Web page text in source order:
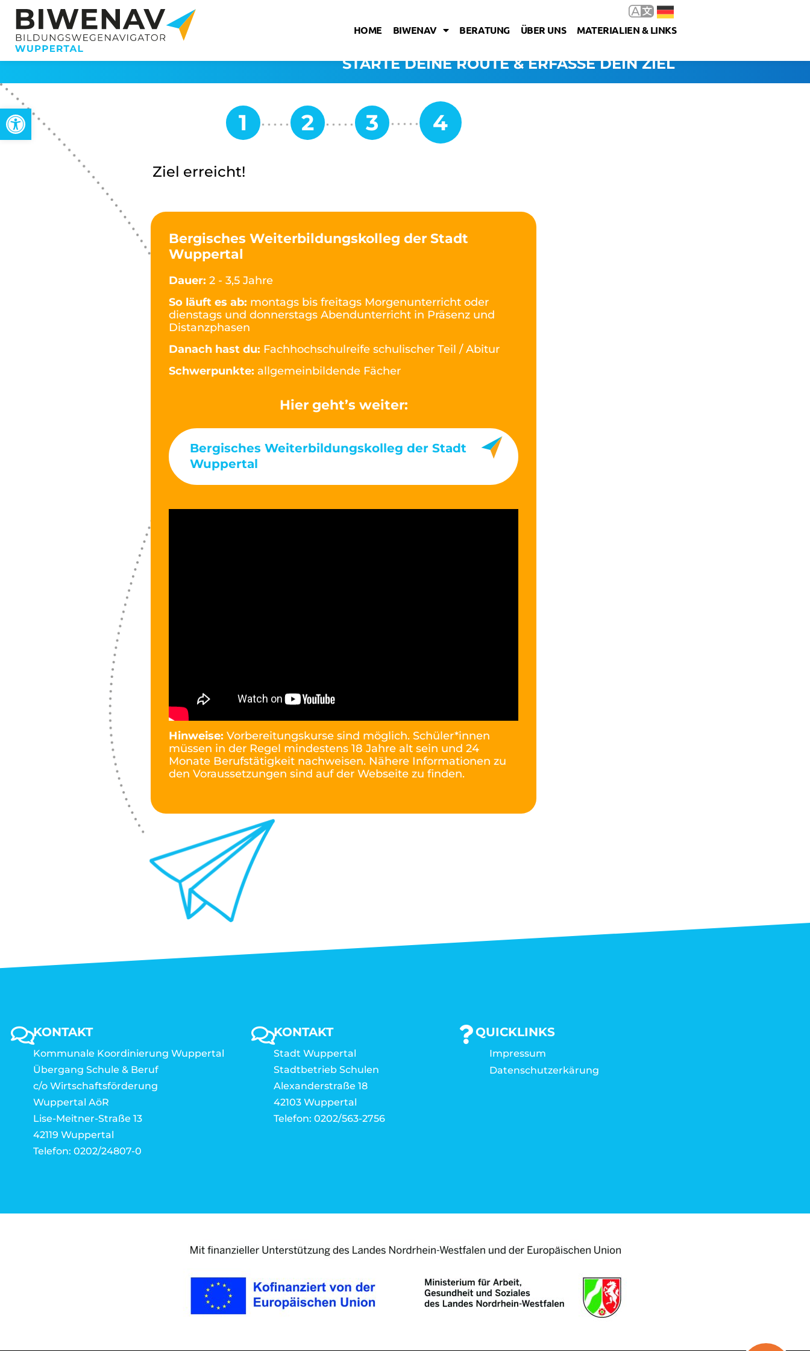
Werkzeugleiste öffnen
HOME BIWENAV BERATUNG ÜBER UNS MATERIALIEN & LINKS
STARTE DEINE ROUTE & ERFASSE DEIN ZIEL
Ziel erreicht!
Bergisches Weiterbildungskolleg der Stadt
Wuppertal
Dauer: 2 - 3,5 Jahre
So läuft es ab: montags bis freitags Morgenunterricht oder
dienstags und donnerstags Abendunterricht in Präsenz und
Distanzphasen
Danach hast du: Fachhochschulreife schulischer Teil / Abitur
Schwerpunkte: allgemeinbildende Fächer
Hier geht’s weiter:
Bergisches Weiterbildungskolleg der Stadt
Wuppertal
Hinweise: Vorbereitungskurse sind möglich. Schüler*innen
müssen in der Regel mindestens 18 Jahre alt sein und 24
Monate Berufstätigkeit nachweisen. Nähere Informationen zu
den Voraussetzungen sind auf der Webseite zu finden.
KONTAKT
Kommunale Koordinierung Wuppertal
Übergang Schule & Beruf
c/o Wirtschaftsförderung
Wuppertal AöR
Lise-Meitner-Straße 13
42119 Wuppertal
Telefon: 0202/24807-0
KONTAKT
Stadt Wuppertal
Stadtbetrieb Schulen
Alexanderstraße 18
42103 Wuppertal
Telefon: 0202/563-2756
QUICKLINKS
Impressum
Datenschutzerkärung